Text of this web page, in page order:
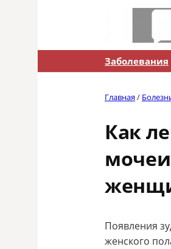
Заболевания
Главная/
Как
Появления
женского